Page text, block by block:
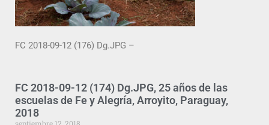
FC 2018-09-12 (176) Dg.JPG –
FC 2018-09-12 (174) Dg.JPG, 25 años de las
escuelas de Fe y Alegría, Arroyito, Paraguay,
2018